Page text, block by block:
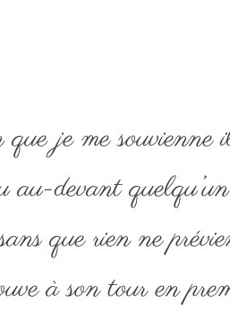
que je me
au-devant
que rien ne
à son tour en